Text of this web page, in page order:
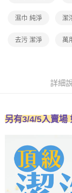
1.本服務係由「台灣
買賣價金債權讓與本
2.基於同意付款使用
ATM／網路銀行／等
※ 請注意：結帳手續
後付繳納相關費用。
２．關於個人資料處理
３．未成年的使用者
「AFTEE先享後付」
任。
４．使用「AFTEE先
時審查核予不同之上
請求用戶進行身份認證
５．嚴禁一人註冊多
免運費
內湖體驗館 (先LINE
濕巾 純淨 潔
去污 潔淨 萬
詳細
另有3/4/5入賣場